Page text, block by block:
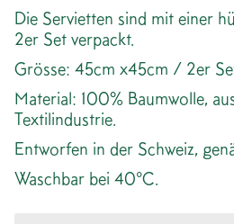
Die Servietten sind mit einer
2er Set verpackt.
Grösse: 45cm x45cm / 2er
Material: 100% Baumwolle,
Textilindustrie.
Entworfen in der Schweiz,
Waschbar bei 40°C.